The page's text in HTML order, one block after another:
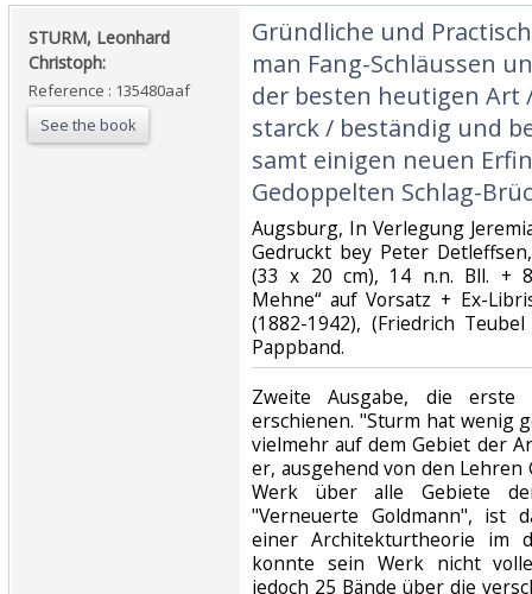
‎STURM, Leonhard
Christoph:‎
Reference : 135480aaf
See the book
‎Gründliche und
man Fang-Schläussen
der besten heutigen Art
starck / beständig und
samt einigen neuen
Gedoppelten Schlag-
‎Augsburg, In Verlegung
Gedruckt bey Peter
(33 x 20 cm), 14 n.n. Bll. +
Mehne“ auf Vorsatz + Ex-
(1882-1942), (Friedrich
Pappband.‎
‎Zweite Ausgabe, die
erschienen. "Sturm hat wenig
vielmehr auf dem Gebiet der
er, ausgehend von den Lehren
Werk über alle Gebiete
"Verneuerte Goldmann", ist
einer Architekturtheorie im
konnte sein Werk nicht
jedoch 25 Bände über die